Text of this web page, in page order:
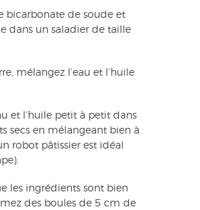
bicarbonate de soude et
dans un saladier de taille
mélangez l’eau et l’huile
et l’huile petit à petit dans
secs en mélangeant bien à
robot pâtissier est idéal
les ingrédients sont bien
des boules de 5 cm de